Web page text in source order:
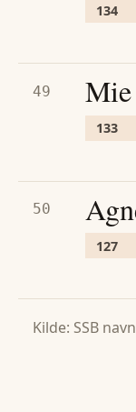
134
49 Mie
133
50
127
Kilde: SSB